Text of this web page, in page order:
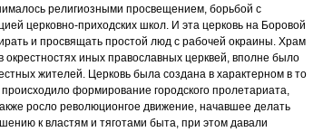
религиозными просвещением, борьбой с
церковно-приходских школ. И эта церковь на Боровой
и просвящать простой люд с рабочей окраины. Храм
иных православных церквей, вполне было
жителей. Церковь была создана в характерном в то
формирование городского пролетариата,
росло революционгое движение, начавшее делать
к властям и тяготами быта, при этом давали